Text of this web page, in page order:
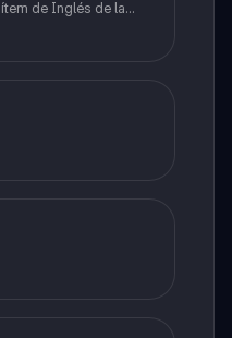
de Inglés de la